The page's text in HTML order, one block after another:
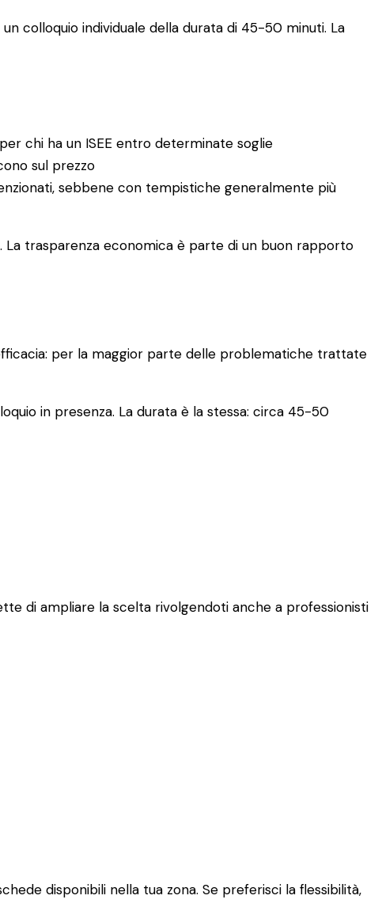
colloquio individuale della durata di 45-50 minuti. La
chi ha un ISEE entro determinate soglie
sul prezzo
sebbene con tempistiche generalmente più
trasparenza economica è parte di un buon rapporto
per la maggior parte delle problematiche trattate
in presenza. La durata è la stessa: circa 45-50
di ampliare la scelta rivolgendoti anche a professionisti
disponibili nella tua zona. Se preferisci la flessibilità,